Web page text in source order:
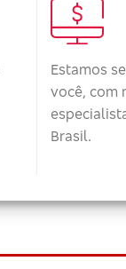
Estamos
você, com
Brasil.